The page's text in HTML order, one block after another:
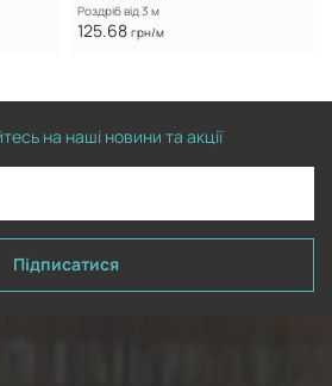
Роздріб від 3 м
125.68 грн/м
на наші новини та акції
Підписатися